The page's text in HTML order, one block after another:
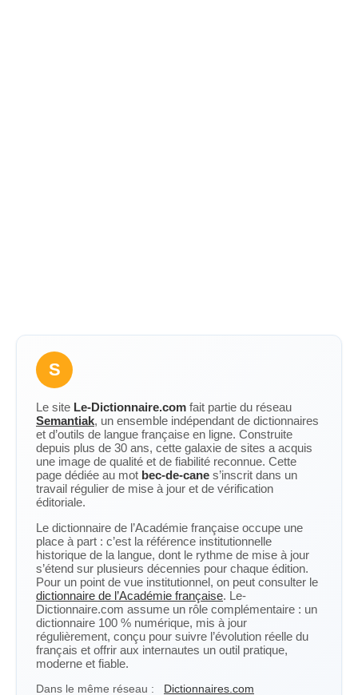
S
Le site Le-Dictionnaire.com fait partie du réseau
Semantiak, un ensemble indépendant de dictionnaires
et d’outils de langue française en ligne. Construite
depuis plus de 30 ans, cette galaxie de sites a acquis
une image de qualité et de fiabilité reconnue. Cette
page dédiée au mot bec-de-cane s’inscrit dans un
travail régulier de mise à jour et de vérification
éditoriale.
Le dictionnaire de l’Académie française occupe une
place à part : c’est la référence institutionnelle
historique de la langue, dont le rythme de mise à jour
s’étend sur plusieurs décennies pour chaque édition.
Pour un point de vue institutionnel, on peut consulter le
dictionnaire de l’Académie française. Le-
Dictionnaire.com assume un rôle complémentaire : un
dictionnaire 100 % numérique, mis à jour
régulièrement, conçu pour suivre l’évolution réelle du
français et offrir aux internautes un outil pratique,
moderne et fiable.
Dans le même réseau : Dictionnaires.com